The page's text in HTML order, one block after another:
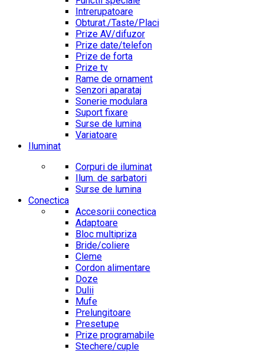
Intrerupatoare
Obturat./Taste/Placi
Prize AV/difuzor
Prize date/telefon
Prize de forta
Prize tv
Rame de ornament
Senzori aparataj
Sonerie modulara
Suport fixare
Surse de lumina
Variatoare
Iluminat
Corpuri de iluminat
Ilum. de sarbatori
Surse de lumina
Conectica
Accesorii conectica
Adaptoare
Bloc multipriza
Bride/coliere
Cleme
Cordon alimentare
Doze
Dulii
Mufe
Prelungitoare
Presetupe
Prize programabile
Stechere/cuple